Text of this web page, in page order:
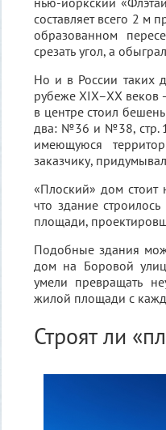
составляет всего 2 м
образованном
срезать угол, а
Но и в России таких
рубеже XIX–XX веков
в центре стоил
два: №36 и №38, стр.
имеющуюся
заказчику,
«Плоский» дом стоит
что здание
площади,
Подобные здания
дом на Боровой
умели превращать
жилой площади с
Строят ли